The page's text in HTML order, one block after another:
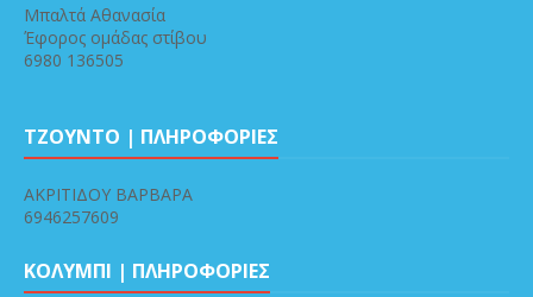
Μπαλτά Αθανασία
Έφορος ομάδας στίβου
6980 136505
ΤΖΟΥΝΤΟ | ΠΛΗΡΟΦΟΡΙΕΣ
ΑΚΡΙΤΙΔΟΥ ΒΑΡΒΑΡΑ
6946257609
ΚΟΛΥΜΠΙ | ΠΛΗΡΟΦΟΡΙΕΣ